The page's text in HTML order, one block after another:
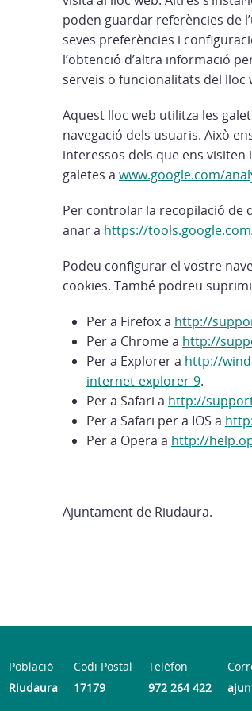
poden guardar referències de
seves preferències i
l’obtenció d’altra informació
serveis o funcionalitats del
Aquest lloc web utilitza les
navegació dels usuaris. Això
interessos dels que ens
galetes a www.google.com/
Per controlar la recopilació de
anar a https://
Podeu configurar el vostre
cookies. També podreu
Per a Firefox a http://
Per a Chrome a http://
Per a Explorer a http://
internet-explorer-9.
Per a Safari a http://
Per a Safari per a IOS a
Per a Opera a http://
Ajuntament de Riudaura.
Població
Riudaura
Codi Postal
17179
Telèfon
972 264 422